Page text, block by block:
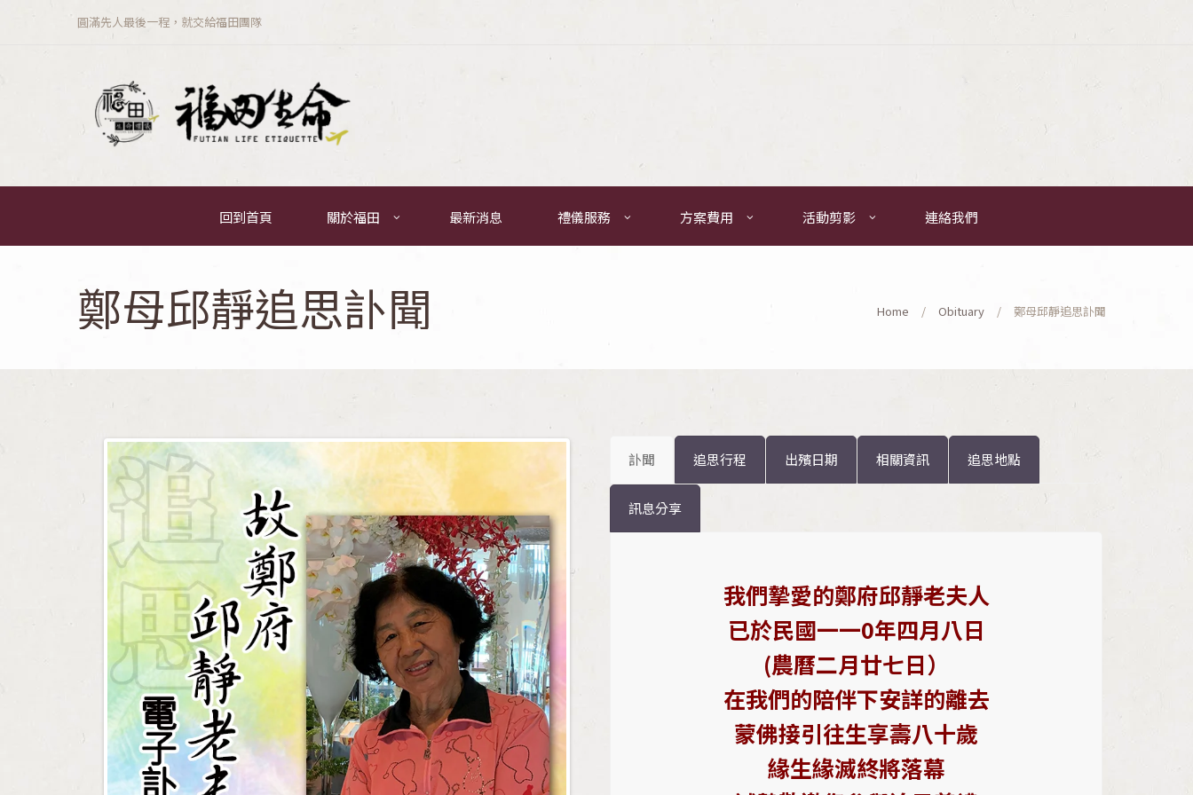
圓滿先人最後一程，就交給福田團隊
回到首頁 關於福田 最新消息 禮儀服務 方案費用 活動剪影 連絡我們
Home Obituary 鄭母邱靜追思訃聞
鄭母邱靜追思訃聞
訃聞 追思行程 出殯日期 相關資訊 追思地點
訊息分享
我們摯愛的鄭府邱靜老夫人
已於民國一一0年四月八日
(農曆二月廿七日）
在我們的陪伴下安詳的離去
蒙佛接引往生享壽八十歲
緣生緣滅終將落幕